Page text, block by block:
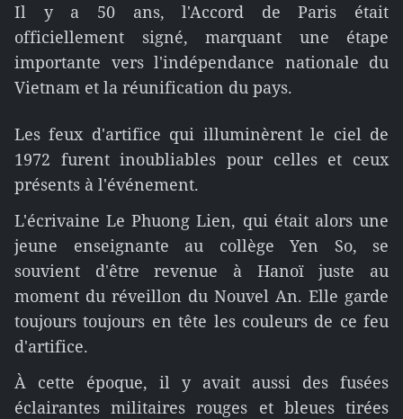
Il y a 50 ans, l'Accord de Paris était
officiellement signé, marquant une étape
importante vers l'indépendance nationale du
Vietnam et la réunification du pays.
Les feux d'artifice qui illuminèrent le ciel de
1972 furent inoubliables pour celles et ceux
présents à l'événement.
L'écrivaine Le Phuong Lien, qui était alors une
jeune enseignante au collège Yen So, se
souvient d'être revenue à Hanoï juste au
moment du réveillon du Nouvel An. Elle garde
toujours toujours en tête les couleurs de ce feu
d'artifice.
À cette époque, il y avait aussi des fusées
éclairantes militaires rouges et bleues tirées